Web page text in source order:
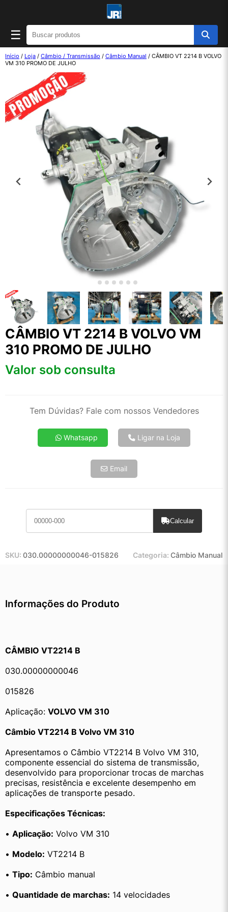
☰
Início / Loja / Câmbio / Transmissão / Câmbio Manual / CÂMBIO VT 2214 B VOLVO
VM 310 PROMO DE JULHO
CÂMBIO VT 2214 B VOLVO VM
310 PROMO DE JULHO
Valor sob consulta
Tem Dúvidas? Fale com nossos Vendedores
Whatsapp Ligar na Loja
Email
Calcular
SKU: 030.00000000046-015826 Categoria: Câmbio Manual
Informações do Produto
CÂMBIO VT2214 B
030.00000000046
015826
Aplicação: VOLVO VM 310
Câmbio VT2214 B Volvo VM 310
Apresentamos o Câmbio VT2214 B Volvo VM 310,
componente essencial do sistema de transmissão,
desenvolvido para proporcionar trocas de marchas
precisas, resistência e excelente desempenho em
aplicações de transporte pesado.
Especificações Técnicas:
• Aplicação: Volvo VM 310
• Modelo: VT2214 B
• Tipo: Câmbio manual
• Quantidade de marchas: 14 velocidades